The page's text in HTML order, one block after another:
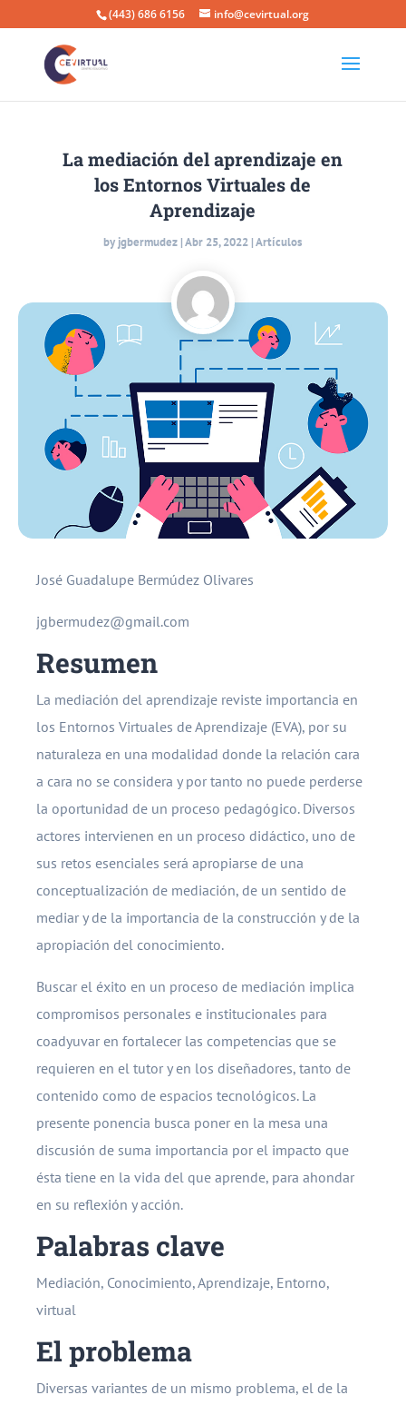
(443) 686 6156 info@cevirtual.org
La mediación del aprendizaje en
los Entornos Virtuales de
Aprendizaje
by jgbermudez |Abr 25, 2022 |Artículos
José Guadalupe Bermúdez Olivares
jgbermudez@gmail.com
Resumen
La mediación del aprendizaje reviste importancia en
los Entornos Virtuales de Aprendizaje (EVA), por su
naturaleza en una modalidad donde la relación cara
a cara no se considera y por tanto no puede perderse
la oportunidad de un proceso pedagógico. Diversos
actores intervienen en un proceso didáctico, uno de
sus retos esenciales será apropiarse de una
conceptualización de mediación, de un sentido de
mediar y de la importancia de la construcción y de la
apropiación del conocimiento.
Buscar el éxito en un proceso de mediación implica
compromisos personales e institucionales para
coadyuvar en fortalecer las competencias que se
requieren en el tutor y en los diseñadores, tanto de
contenido como de espacios tecnológicos. La
presente ponencia busca poner en la mesa una
discusión de suma importancia por el impacto que
ésta tiene en la vida del que aprende, para ahondar
en su reflexión y acción.
Palabras clave
Mediación, Conocimiento, Aprendizaje, Entorno,
virtual
El problema
Diversas variantes de un mismo problema, el de la